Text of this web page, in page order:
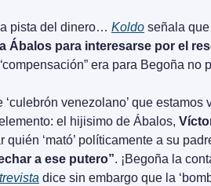
pista del dinero… Koldo señala que
Ábalos para interesarse por el
era para Begoña no
‘culebrón venezolano’ que
el hijisimo de Ábalos,
quién ‘mató’ políticamente a su
a ese putero”. ¡Begoña la
dice sin embargo que la